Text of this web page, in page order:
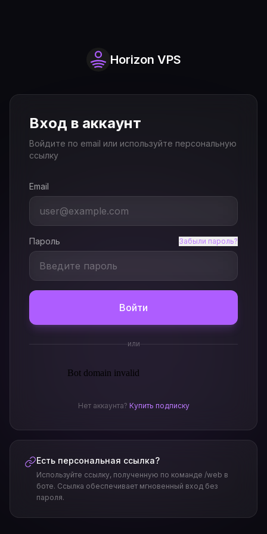
Horizon VPS
Вход в аккаунт
Войдите по email или используйте персональную
ссылку
Email
Пароль Забыли пароль?
Войти
или
Нет аккаунта? Купить подписку
Есть персональная ссылка?
Используйте ссылку, полученную по команде /web в
боте. Ссылка обеспечивает мгновенный вход без
пароля.